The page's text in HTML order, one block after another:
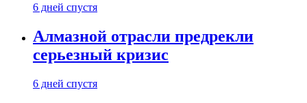
6 дней спустя
Алмазной отрасли предрекли
серьезный кризис
6 дней спустя